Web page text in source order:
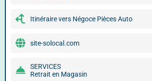
Itinéraire vers Négoce Pièces Auto
site-solocal.com
SERVICES
Retrait en Magasin